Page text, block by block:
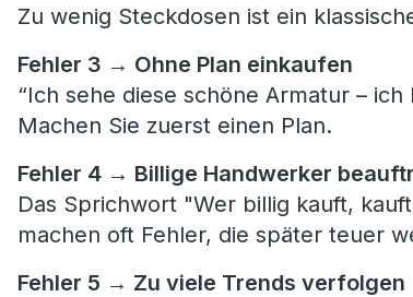
Zu wenig Steckdosen ist ein
Fehler 3 → Ohne Plan einkaufen
“Ich sehe diese schöne Armatur –
Machen Sie zuerst einen Plan.
Fehler 4 → Billige Handwerker
Das Sprichwort "Wer billig kauft,
machen oft Fehler, die später teuer
Fehler 5 → Zu viele Trends verfolgen